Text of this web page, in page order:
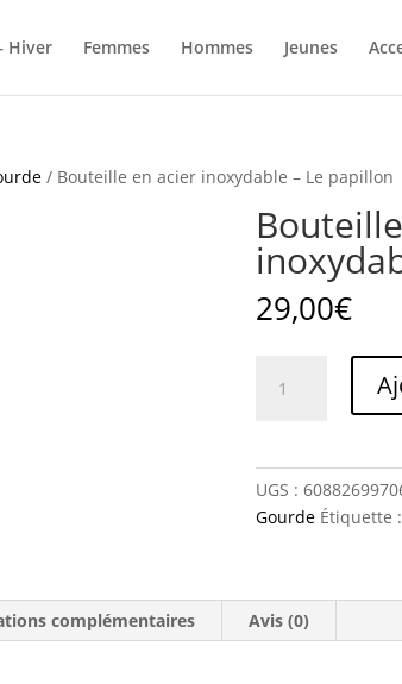
Hiver Femmes Hommes Jeunes
/ Bouteille en acier inoxydable – Le papillon
29,00€
inoxydable
UGS :
Gourde Étiquette :
complémentaires Avis (0)